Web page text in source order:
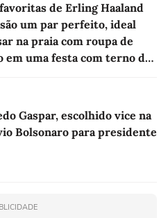
de Erling Haaland
um par perfeito, ideal
na praia com roupa de
em uma festa com terno de
Gaspar, escolhido vice na
Bolsonaro para presidente